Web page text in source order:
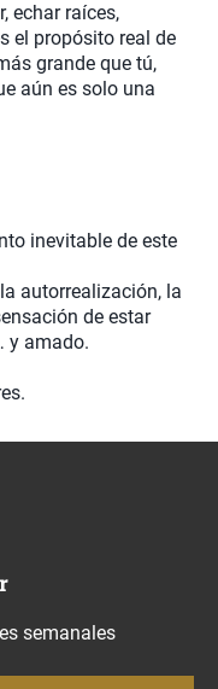
echar raíces,
el propósito real de
grande que tú,
aún es solo una
inevitable de este
autorrealización, la
de estar
y amado.
semanales